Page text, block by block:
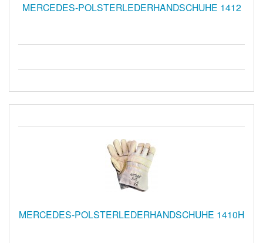
MERCEDES-POLSTERLEDERHANDSCHUHE 1412
MERCEDES-POLSTERLEDERHANDSCHUHE 1410H